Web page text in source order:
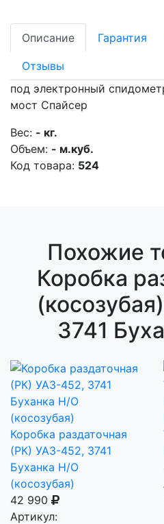
Описание Гарантия
Отзывы
под электронный
мост Спайсер
Вес: - кг.
Объем: - м.куб.
Код товара: 524
Похожие
Коробка
3741
Коробка раздаточная
(РК) УАЗ-452, 3741
Буханка Н/О
(косозубая)
42 990
Артикул: